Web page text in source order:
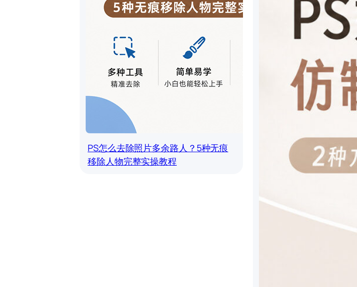
PS怎么去除照片多余路人？5种无痕
移除人物完整实操教程